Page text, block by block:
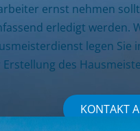
ernst nehmen
erledigt
legen
Erstellung des
KONTAKT